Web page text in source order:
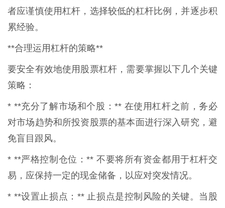
者应谨慎使用杠杆，选择较低的杠杆比例，并逐步积
累经验。
**合理运用杠杆的策略**
要安全有效地使用股票杠杆，需要掌握以下几个关键
策略：
* **充分了解市场和个股：** 在使用杠杆之前，务必
对市场趋势和所投资股票的基本面进行深入研究，避
免盲目跟风。
* **严格控制仓位：** 不要将所有资金都用于杠杆交
易，应保持一定的现金储备，以应对突发情况。
* **设置止损点：** 止损点是控制风险的关键。当股